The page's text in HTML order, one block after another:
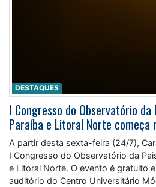
DESTAQUES
I Congresso do Observatório da
Paraíba e Litoral Norte
A partir desta sexta-feira (24/7),
I Congresso do Observatório da
e Litoral Norte. O evento é gratuito
auditório do Centro Universitário